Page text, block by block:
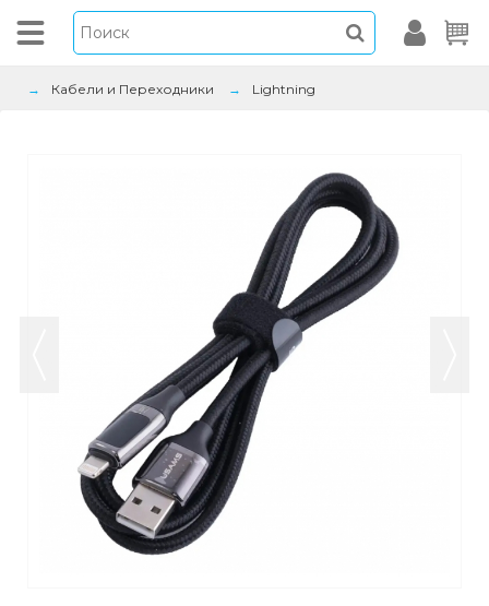
Кабели и Переходники Lightning